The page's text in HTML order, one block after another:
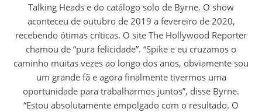
Talking Heads e do catálogo solo de Byrne. O show
aconteceu de outubro de 2019 a fevereiro de 2020,
recebendo ótimas críticas. O site The Hollywood Reporter
chamou de “pura felicidade”. “Spike e eu cruzamos o
caminho muitas vezes ao longo dos anos, obviamente sou
um grande fã e agora finalmente tivermos uma
oportunidade para trabalharmos juntos”, disse Byrne.
“Estou absolutamente empolgado com o resultado. O